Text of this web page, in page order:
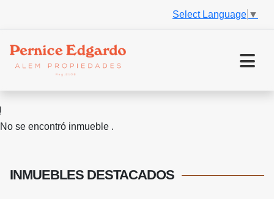
Select Language ▼
No se encontró inmueble .
INMUEBLES DESTACADOS